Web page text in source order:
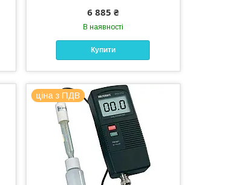
6 885 ₴
В наявності
Купити
ціна з ПДВ